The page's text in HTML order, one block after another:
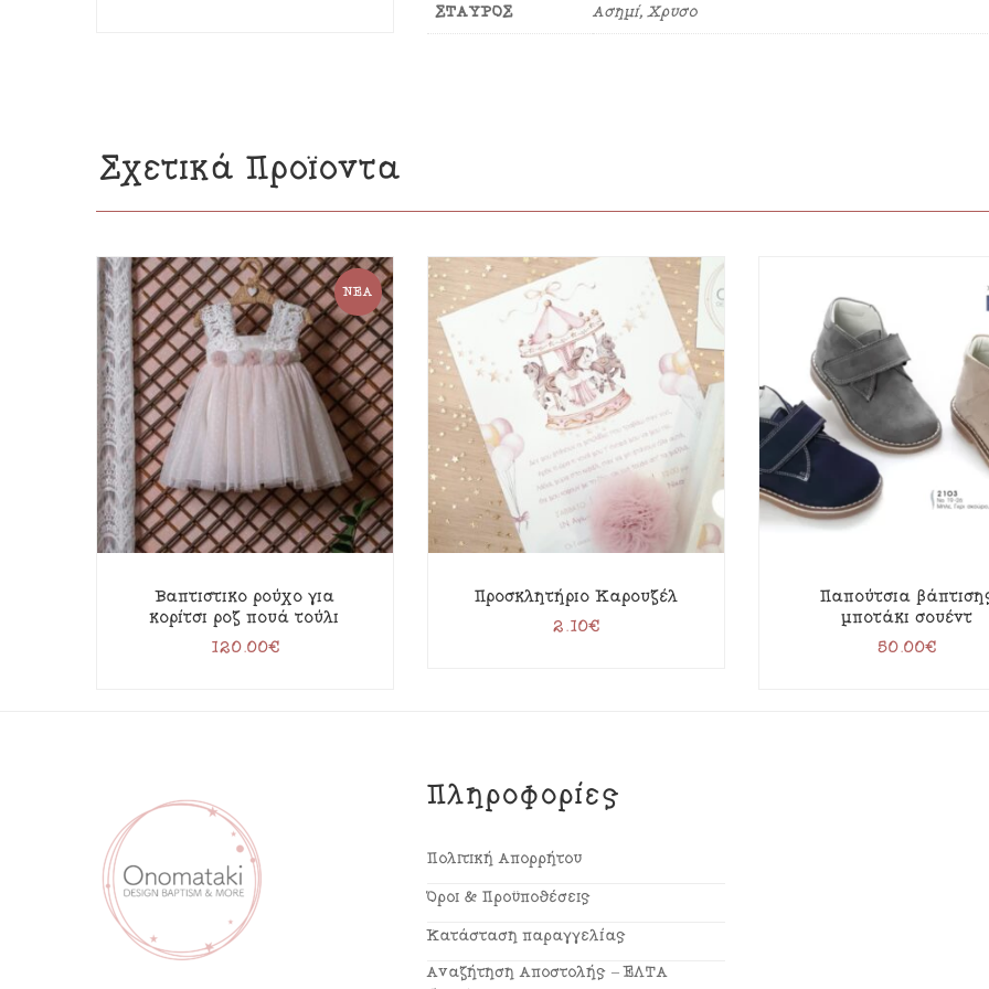
ΣΤΑΥΡΟΣ Ασημί, Χρυσό
Σχετικά Προϊόντα
ΝΈΑ
Βαπτιστικό ρούχο για
κορίτσι ροζ πουά τούλι
120.00€
Προσκλητήριο Καρουζέλ
2.10€
Παπούτσια
μποτάκι σουέντ
50.00€
Πληροφορίες
Πολιτική Απορρήτου
Όροι & Προϋποθέσεις
Κατάσταση παραγγελίας
Αναζήτηση Αποστολής – ΕΛΤΑ